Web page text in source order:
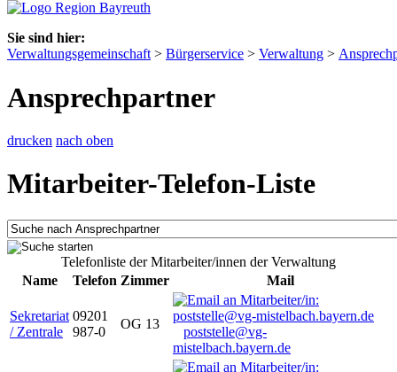
Sie sind hier:
Verwaltungsgemeinschaft > Bürgerservice > Verwaltung >
Ansprechpartner
drucken nach oben
Mitarbeiter-Telefon-Liste
Telefonliste der Mitarbeiter/innen der Verwaltung
Name
Telefon Zimmer Mail
Sekretariat
/ Zentrale
09201
987-0
OG 13
poststelle@vg-
mistelbach.bayern.de